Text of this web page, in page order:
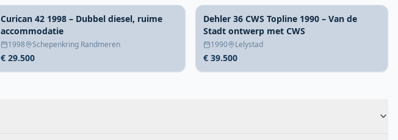
Curican 42 1998 – Dubbel diesel, ruime
accommodatie
1998 Schepenkring Randmeren
€ 29.500
Dehler 36 CWS Topline 1990 – Van de
Stadt ontwerp met CWS
1990 Lelystad
€ 39.500